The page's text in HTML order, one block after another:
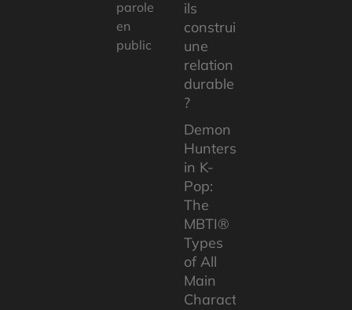
parole
en
public
ils
construire
une
relation
durable
?
Demon
Hunters
in K-
Pop:
The
MBTI®
Types
of All
Main
Characters